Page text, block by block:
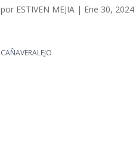
por ESTIVEN MEJIA | Ene 30, 2024
CAÑAVERALEJO